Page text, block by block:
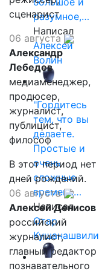
разумное,…
Написал
Алексей
Волин
"Гордитесь
тем, что вы
делаете.
Простые и
очень
сложные
времена…
Написал
Отар
Кушанашвили
сценарист
06 августа
Александр
Лебедев
медиаменеджер,
продюсер,
журналист,
публицист,
философ
В этот период нет
дней рождений.
06 августа
Алексей Денисов
российский
журналист,
главный редактор
познавательного